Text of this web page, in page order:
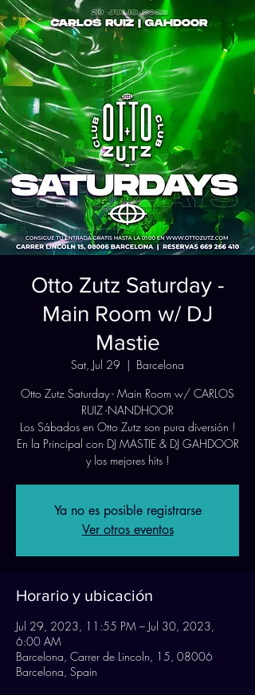
Otto Zutz Saturday -
Main Room w/ DJ
Mastie
Sat, Jul 29
  |
Barcelona
Otto Zutz Saturday - Main Room w/ CARLOS
RUIZ -NANDHOOR
Los Sábados en Otto Zutz son pura diversión !
En la Principal con DJ MASTIE & DJ GAHDOOR
Ya no es posible registrarse
Ver otros eventos
Horario y ubicación
Jul 29, 2023, 11:55 PM – Jul 30, 2023,
6:00 AM
Barcelona, Carrer de Lincoln, 15, 08006
Barcelona, Spain